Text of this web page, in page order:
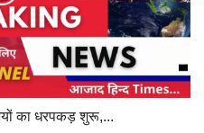
का धरपकड़ शुरू,...